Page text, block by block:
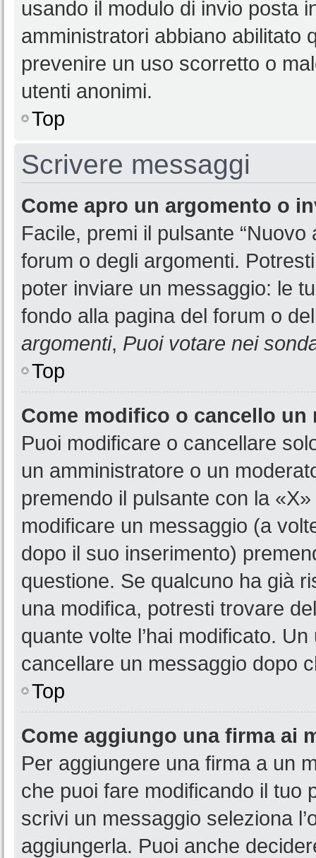
usando il modulo di invio posta
amministratori abbiano abilitato
prevenire un uso scorretto o
utenti anonimi.
Top
Scrivere messaggi
Come apro un argomento o
Facile, premi il pulsante
forum o degli argomenti.
poter inviare un messaggio: le
fondo alla pagina del forum o
argomenti, Puoi votare nei
Top
Come modifico o cancello un
Puoi modificare o cancellare
un amministratore o un
premendo il pulsante con la
modificare un messaggio (a
dopo il suo inserimento)
questione. Se qualcuno ha già
una modifica, potresti trovare
quante volte l’hai modificato.
cancellare un messaggio dopo
Top
Come aggiungo una firma ai
Per aggiungere una firma a un
che puoi fare modificando il tuo
scrivi un messaggio seleziona
aggiungerla. Puoi anche